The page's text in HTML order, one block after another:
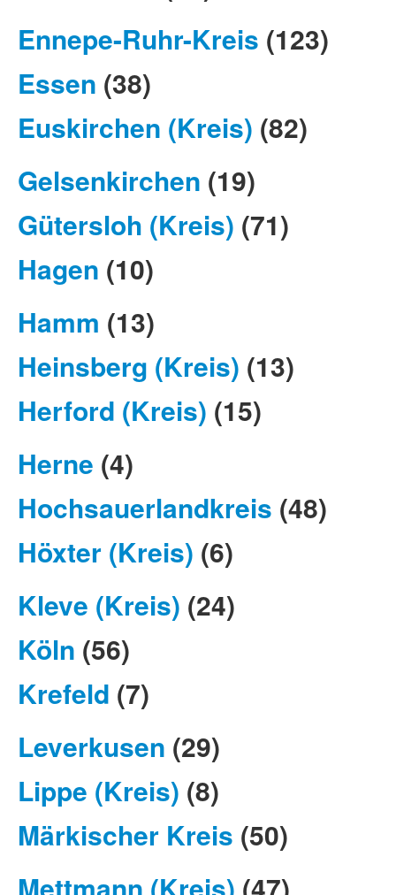
Ennepe-Ruhr-Kreis (123)
Essen (38)
Euskirchen (Kreis) (82)
Gelsenkirchen (19)
Gütersloh (Kreis) (71)
Hagen (10)
Hamm (13)
Heinsberg (Kreis) (13)
Herford (Kreis) (15)
Herne (4)
Hochsauerlandkreis (48)
Höxter (Kreis) (6)
Kleve (Kreis) (24)
Köln (56)
Krefeld (7)
Leverkusen (29)
Lippe (Kreis) (8)
Märkischer Kreis (50)